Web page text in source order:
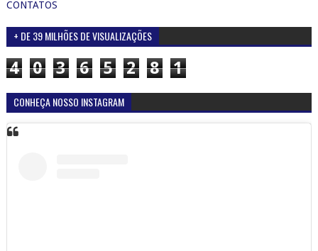
CONTATOS
+ DE 39 MILHÕES DE VISUALIZAÇÕES
4 0 3 6 5 2 8 1
CONHEÇA NOSSO INSTAGRAM